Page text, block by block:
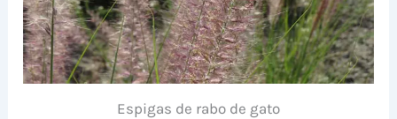
Espigas de rabo de gato